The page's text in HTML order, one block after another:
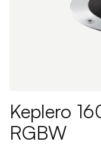
Keplero
RGBW